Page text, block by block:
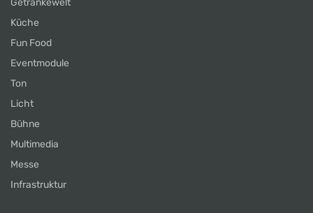
Küche
Fun Food
Eventmodule
Ton
Licht
Bühne
Multimedia
Messe
Infrastruktur